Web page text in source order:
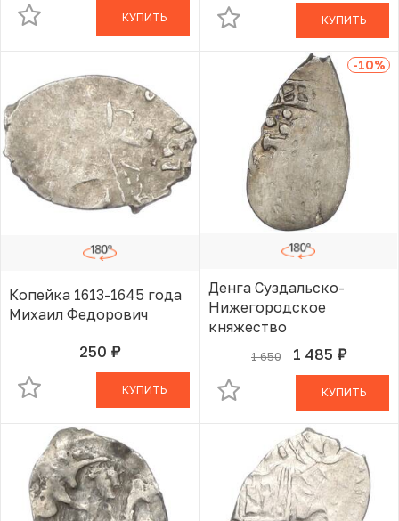
КУПИТЬ КУПИТЬ
Копейка 1613-1645 года
Михаил Федорович
250 руб.В КОРЗИНЕ
КУПИТЬ
-10%
Денга Суздальско-
Нижегородское
княжество
1 650 1 485 руб.
В КОРЗИНЕ
КУПИТЬ